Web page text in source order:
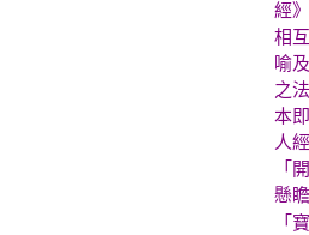
經
相
喻
之
本
人
「
懸
「